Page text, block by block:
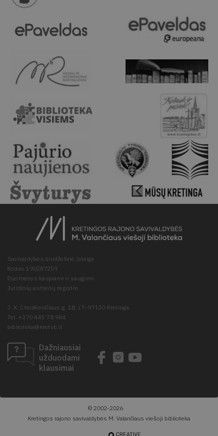
Savivaldybės biudžetinė įstaiga
Kodas 190287259
Duomenys kaupiami ir saugomi
Juridinių asmenų registre
J. K. Chodkevičiaus g. 1B, LT–97130 Kretinga
Tel. +370 445 78 984
biblioteka@kretvb.lt
Dažniausiai
užduodami
klausimai
© 2002-2026
Kretingos rajono savivaldybės M. Valančiaus viešoji biblioteka